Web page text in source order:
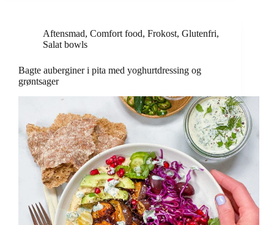
Aftensmad, Comfort food, Frokost, Glutenfri,
Salat bowls
Bagte auberginer i pita med yoghurtdressing og
grøntsager